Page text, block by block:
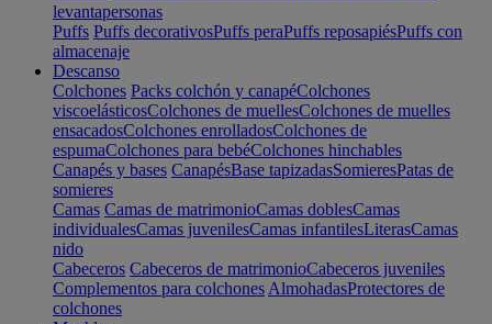
levantapersonas
Puffs Puffs decorativosPuffs peraPuffs reposapiésPuffs con
almacenaje
Descanso
Colchones Packs colchón y canapéColchones
viscoelásticosColchones de muellesColchones de muelles
ensacadosColchones enrolladosColchones de
espumaColchones para bebéColchones hinchables
Canapés y bases CanapésBase tapizadasSomieresPatas de
somieres
Camas Camas de matrimonioCamas doblesCamas
individualesCamas juvenilesCamas infantilesLiterasCamas
nido
Cabeceros Cabeceros de matrimonioCabeceros juveniles
Complementos para colchones AlmohadasProtectores de
colchones